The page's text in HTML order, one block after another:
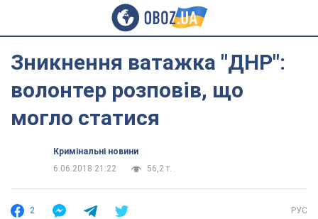
Зникнення ватажка "ДНР":
волонтер розповів, що
могло статися
Кримінальні новини
6.06.2018 21:22
56,2 т.
2 РУС